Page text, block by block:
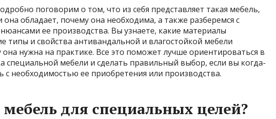
поговорим о том, что из себя представляет такая мебель,
она обладает, почему она необходима, а также разберемся с
ее производства. Вы узнаете, какие материалы
типы и свойства антивандальной и влагостойкой мебели
нужна на практике. Все это поможет лучше ориентироваться в
специальной мебели и сделать правильный выбор, если вы когда-
с необходимостью ее приобретения или производства.
мебель для специальных целей?